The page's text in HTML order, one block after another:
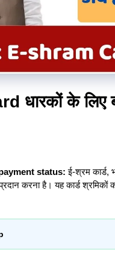
धारकों के लिए
status: ई-श्रम कार्ड,
करना है। यह कार्ड